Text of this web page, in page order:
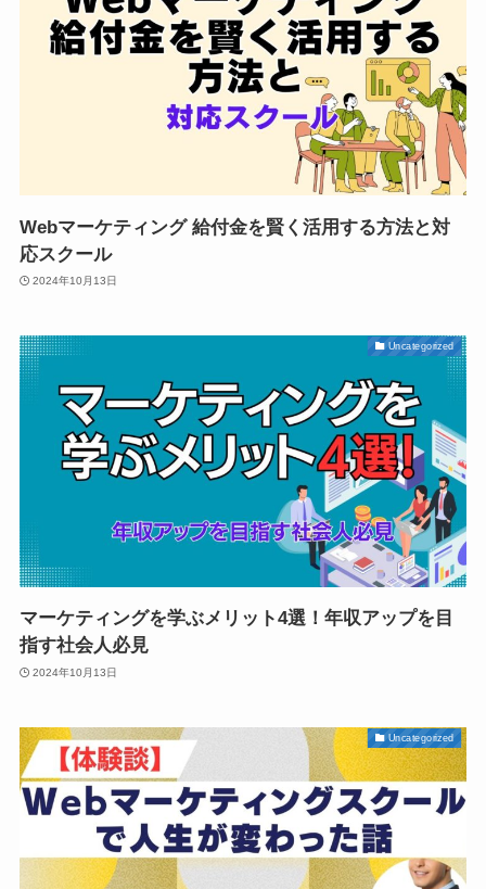
Webマーケティング 給付金を賢く活用する方法と対
応スクール
2024年10月13日
Uncategorized
マーケティングを学ぶメリット4選！年収アップを目
指す社会人必見
2024年10月13日
Uncategorized